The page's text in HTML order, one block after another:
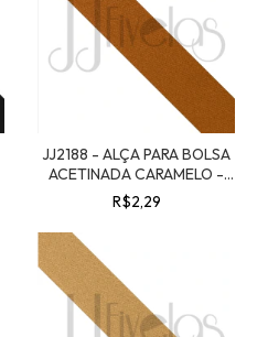
JJ2188 - ALÇA PARA BOLSA
ACETINADA CARAMELO -
2,0CM X 1,00MT
R$2,29